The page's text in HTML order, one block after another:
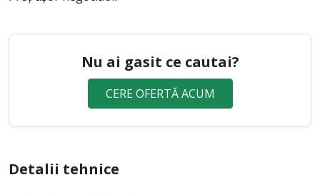
Nu ai gasit ce cautai?
CERE OFERTĂ ACUM
Detalii tehnice